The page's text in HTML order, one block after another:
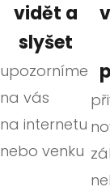
vidět a
slyšet
upozorníme
na vás
na internetu
nebo venku